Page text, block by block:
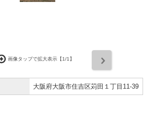
画像タップで拡大表示【1/1】
大阪府大阪市住吉区苅田１丁目11-39